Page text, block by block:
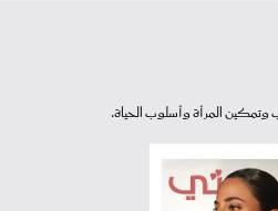
وتمكين المرأة وأسلوب الحياة.